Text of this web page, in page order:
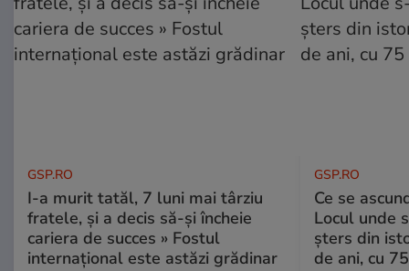
GSP.RO
I-a murit tatăl, 7 luni mai târziu
fratele, și a decis să-și încheie
cariera de succes » Fostul
internațional este astăzi grădinar
GSP.RO
Ce se
Locul unde
șters din
de ani, cu